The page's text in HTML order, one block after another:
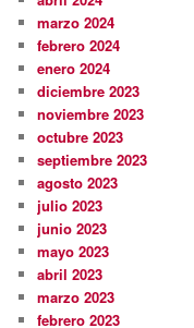
marzo 2024
febrero 2024
enero 2024
diciembre 2023
noviembre 2023
octubre 2023
septiembre 2023
agosto 2023
julio 2023
junio 2023
mayo 2023
abril 2023
marzo 2023
febrero 2023